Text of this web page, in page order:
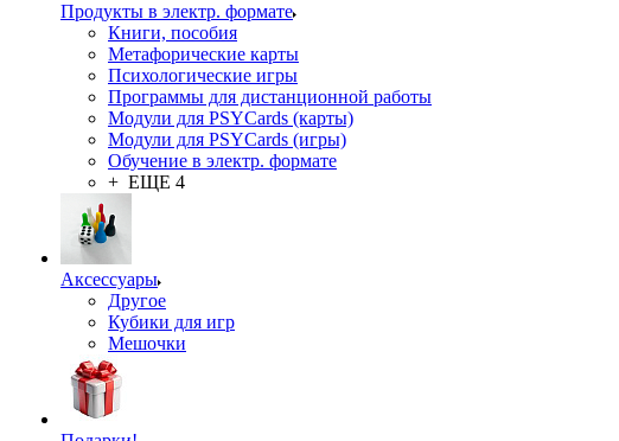
Продукты в электр. формате
Книги, пособия
Метафорические карты
Психологические игры
Программы для дистанционной работы
Модули для PSYCards (карты)
Модули для PSYCards (игры)
Обучение в электр. формате
+ ЕЩЕ 4
Аксессуары
Другое
Кубики для игр
Мешочки